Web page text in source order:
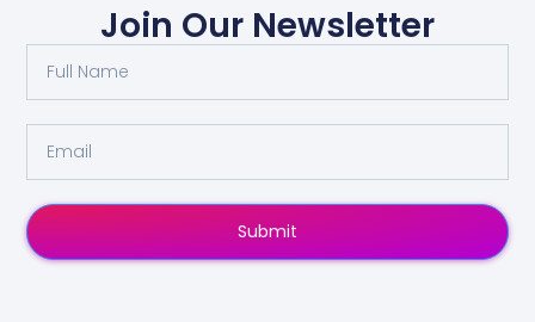
Join Our Newsletter
Submit